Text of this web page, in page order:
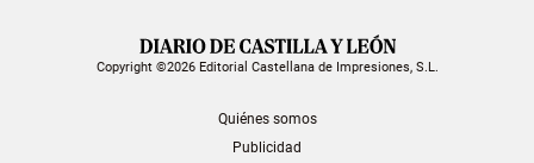
Copyright ©2026 Editorial Castellana de Impresiones, S.L.
Quiénes somos
Publicidad